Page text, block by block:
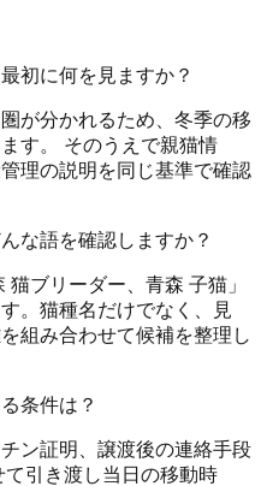
初に何を見ますか？
が分かれるため、冬季の移
す。 そのうえで親猫情
理の説明を同じ基準で確認
な語を確認しますか？
ブリーダー、青森 子猫」
。猫種名だけでなく、見
組み合わせて候補を整理し
条件は？
ン証明、譲渡後の連絡手段
引き渡し当日の移動時